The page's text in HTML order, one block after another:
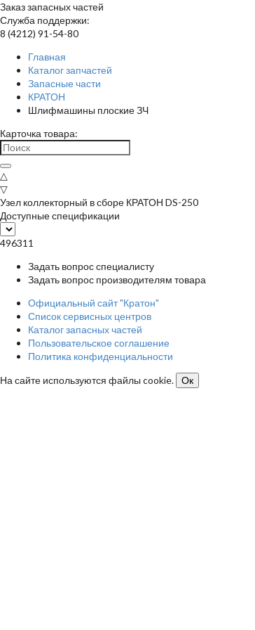
Заказ запасных частей
Служба поддержки:
8 (4212) 91-54-80
Главная
Каталог запчастей
Запасные части
КРАТОН
Шлифмашины плоские ЗЧ
Карточка товара:
△
▽
Узел коллекторный в сборе КРАТОН DS-250
Доступные спецификации
496311
Задать вопрос специалисту
Задать вопрос производителям товара
Официальный сайт "Кратон"
Список сервисных центров
Каталог запасных частей
Пользовательское соглашение
Политика конфиденциальности
На сайте используются файлы cookie.
Ок